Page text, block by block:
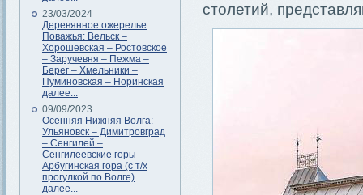
23/03/2024
Деревянное ожерелье
Поважья: Вельск –
Хорошевская – Ростовское
– Заручевня – Пежма –
Берег – Хмельники –
Пуминовская – Норинская
далее...
09/09/2023
Осенняя Нижняя Волга:
Ульяновск – Димитровград
– Сенгилей –
Сенгилеевские горы –
Арбугинская гора (с т/х
прогулкой по Волге)
далее...
столетий,